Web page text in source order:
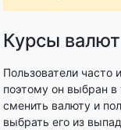
Курсы
Пользователи часто
поэтому он выбран
сменить валюту и
выбрать его из